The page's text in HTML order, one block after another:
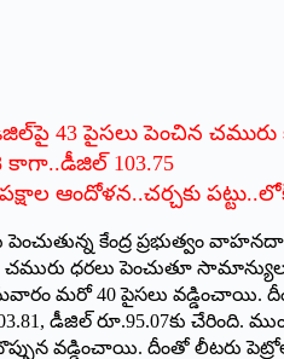
43 పైసలు పెంచిన చమురు
103.75
ఆందోళన..చర్చకు
పెంచుతున్న కేంద్ర
ధరలు పెంచుతూ
మరో 40 పైసలు వడ్డించాయి.
డీజిల్‌ ‌రూ.95.07కు చేరింది.
వడ్డించాయి. దీంతో లీటరు పెట్రోల్‌